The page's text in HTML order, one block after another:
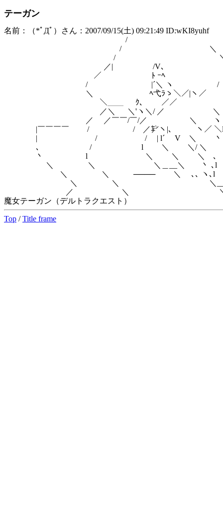
テーガン
名前：（*ﾟДﾟ）さん：2007/09/15(土) 09:21:49 ID:wKI8yuhf
/ -
/ ＼
/ ＼
／| /V､ ＼＿
／ ﾄ ｰﾍ __
/ |´＼ ヽ /
＼ ﾍ弋ﾗゝ＼／|ヽ／ ＼─--'-
＼＿＿ ｸ､ ／／
／＼ ＼'ヽ＼/ ／ ＼
／ ／￣￣/￣/／ ＼
|￣￣￣￣ / / ／㌢ヽ|､ ヽ／
| / / | l´ V ＼ 丶 ＼j￣＼
､ / l ＼ ＼/ ＼ l
丶 l ＼ ＼ ＼ ､ |-へ
＼ ＼ ＼＿__＼ 丶 ､l
＼ ＼ ──── ＼ ､､ ヽ､
＼ ＼ ＼__) |,,
／ ＼ ＼
魔女テーガン（デルトラクエスト）
Top /Title frame